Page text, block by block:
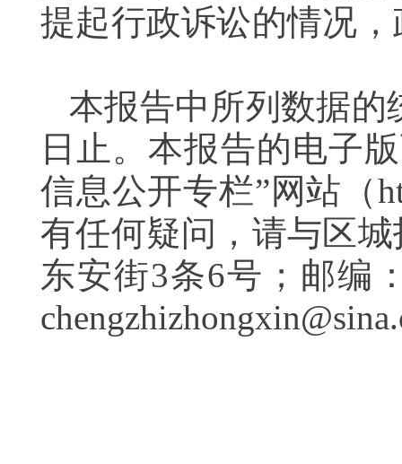
提起行政诉讼的情况
本报告中所列数据的
日止。本报告的电子
信息公开专栏”网站（
有任何疑问，请与区
东安街3条6号；邮编